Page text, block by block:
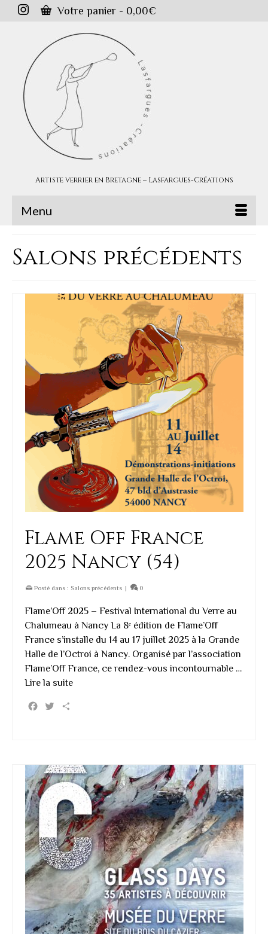
Votre panier - 0,00€
Artiste verrier en Bretagne – Lasfargues-Créations
Menu
Salons précédents
Flame Off France
2025 Nancy (54)
Posté dans : Salons précédents | 0
Flame’Off 2025 – Festival International du Verre au
Chalumeau à Nancy La 8ᵉ édition de Flame’Off
France s’installe du 14 au 17 juillet 2025 à la Grande
Halle de l’Octroi à Nancy. Organisé par l’association
Flame’Off France, ce rendez-vous incontournable …
Lire la suite
Facebook
Twitter